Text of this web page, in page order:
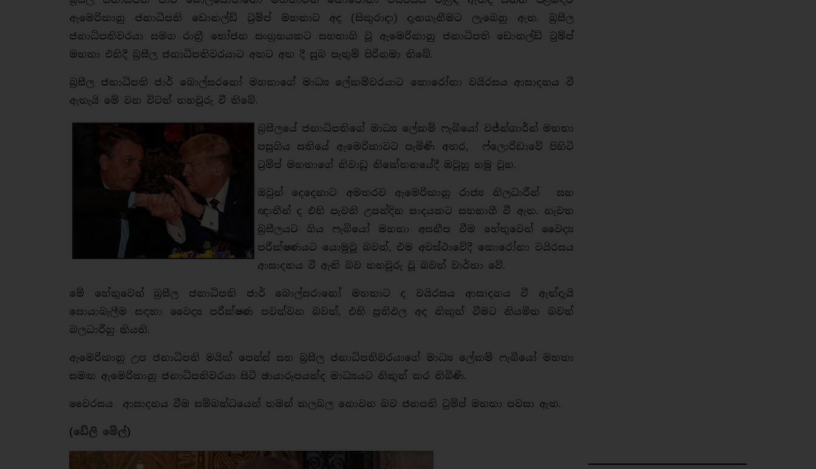
ඇමෙරිකානු ජනාධිපති ඩොනල්ඩ් ට්‍රම්ප් මහතාට අද (සිකුරාදා) දැනගැනීමට ලැබෙනු ඇත. බ්‍රසීල
ජනාධිපතිවරයා සමග රාත්‍රී භෝජන සංග්‍රහයකට සහභාගි වූ ඇමෙරිකානු ජනාධිපති ඩොනල්ඩ් ට්‍රම්ප්
මහතා එහිදී බ්‍රසීල ජනාධිපතිවරයාට අතට අත දී සුබ පැතුම් පිරිනමා තිබේ.
බ්‍රසීල ජනාධිපති ජාර් බොල්සරනෝ මහතාගේ මාධ්‍ය ලේකම්වරයාට කොරෝනා වයිරසය ආසාදනය වී
ඇතැයි මේ වන විටත් තහවුරු වී තිබේ.
බ්‍රසීලයේ ජනාධිපතිගේ මාධ්‍ය ලේකම් ෆැබියෝ වජ්න්ගාර්න් මහතා
පසුගිය සතියේ ඇමෙරිකාවට පැමිණි අතර, ෆ්ලොරිඩාවේ පිහිටි
ට්‍රම්ප් මහතාගේ නිවාඩු නිකේතනයේදී ඔවුහු හමු වූහ.
ඔවුන් දෙදෙනාට අමතරව ඇමෙරිකානු රාජ්‍ය නිලධාරීන් සහ
ඥාතීන් ද එහි පැවති උපන්දින සාදයකට සහභාගී වී ඇත. නැවත
බ්‍රසීලයට ගිය ෆැබියෝ මහතා අසනීප වීම හේතුවෙන් වෛද්‍ය
පරීක්ෂණයට යොමුවූ බවත්, එම අවස්ථාවේදී කොරෝනා වයිරසය
ආසාදනය වී ඇති බව තහවුරු වූ බවත් වාර්තා වේ.
මේ හේතුවෙන් බ්‍රසීල ජනාධිපති ජාර් බොල්සරානෝ මහතාට ද වයිරසය ආසාදනය වී ඇත්දැයි
සොයාබැලීම සඳහා වෛද්‍ය පරීක්ෂණ පවත්වන බවත්, එහි ප්‍රතිඵල අද නිකුත් වීමට නියමිත බවත්
බලධාරීහු කියති.
ඇමෙරිකානු උප ජනාධිපති මයික් පෙන්ස් සහ බ්‍රසීල ජනාධිපතිවරයාගේ මාධ්‍ය ලේකම් ෆැබියෝ මහතා
සමඟ ඇමෙරිකානු ජනාධිපතිවරයා සිටි ඡායාරූපයක්ද මාධ්‍යයට නිකුත් කර තිබිණි.
වෛරසය ආසාදනය වීම සම්බන්ධයෙන් තමන් කලබල නොවන බව ජනපති ට්‍රම්ප් මහතා පවසා ඇත.
(ඩේලි මේල්)